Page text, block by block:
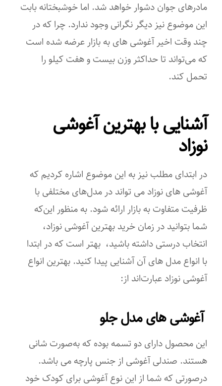
مادرهای جوان دشوار خواهد شد. اما خوشبختانه بابت
این‌ موضوع نیز دیگر نگرانی وجود ندارد. چرا که در
چند وقت اخیر آغوشی های به بازار عرضه شده‌ است
که می‌تواند تا حداکثر وزن بیست و هفت کیلو را
تحمل کند.
آشنایی با بهترین آغوشی
نوزاد
در ابتدای مطلب نیز به این‌ موضوع اشاره کردیم که
آغوشی های نوزاد می ‌تواند در مدل‌های مختلفی با
ظرفیت متفاوت به بازار ارائه شود. به‌ منظور این‌که
شما بتوانید در زمان خرید بهترین آغوشی نوزاد،
انتخاب درستی داشته باشید، بهتر است که در ابتدا
با انواع مدل های آن آشنایی پیدا کنید. بهترین انواع
آغوشی نوزاد عبارت‌اند از:
آغوشی های مدل جلو
این محصول دارای دو تسمه بوده که به‌صورت شانی
هستند. صندلی آغوشی از جنس پارچه می ‌باشد.
درصورتی ‌که شما از این نوع آغوشی برای کودک خود